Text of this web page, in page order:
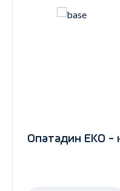
Гінекологія
Опатадин ЕКО -